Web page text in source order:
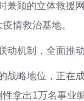
兼顾的立体救援
情救治基地。
动机制，全面推
战略地位，正在
性拿出1万名事